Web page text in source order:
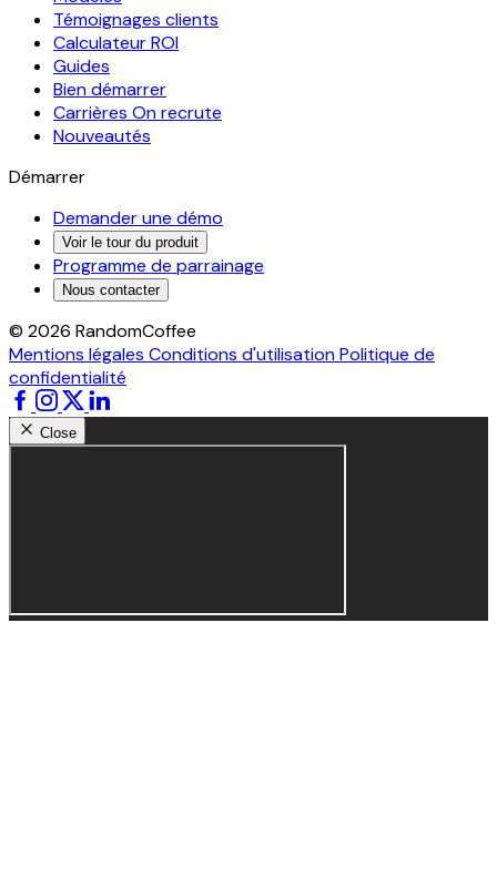
Témoignages clients
Calculateur ROI
Guides
Bien démarrer
Carrières On recrute
Nouveautés
Démarrer
Demander une démo
Voir le tour du produit
Programme de parrainage
Nous contacter
© 2026 RandomCoffee
Mentions légales Conditions d'utilisationPolitique de
confidentialité
Close